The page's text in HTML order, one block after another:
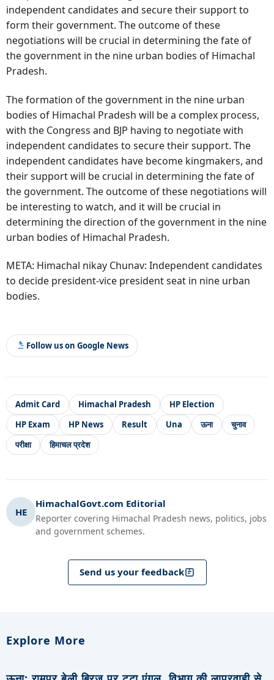
independent candidates and secure their support to
form their government. The outcome of these
negotiations will be crucial in determining the fate of
the government in the nine urban bodies of Himachal
Pradesh.
The formation of the government in the nine urban
bodies of Himachal Pradesh will be a complex process,
with the Congress and BJP having to negotiate with
independent candidates to secure their support. The
independent candidates have become kingmakers, and
their support will be crucial in determining the fate of
the government. The outcome of these negotiations will
be interesting to watch, and it will be crucial in
determining the direction of the government in the nine
urban bodies of Himachal Pradesh.
META: Himachal nikay Chunav: Independent candidates
to decide president-vice president seat in nine urban
bodies.
Follow us on Google News
Admit Card Himachal Pradesh
HP Election
HP Exam
HP News Result Una ऊना
चुनाव
परीक्षा
हिमाचल प्रदेश
HE
HimachalGovt.com Editorial
Reporter covering Himachal Pradesh news, politics, jobs
and government schemes.
Send us your feedback
Explore More